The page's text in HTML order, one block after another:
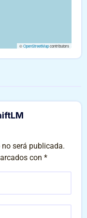
©OpenStreetMapcontributors
será publicada.
con *